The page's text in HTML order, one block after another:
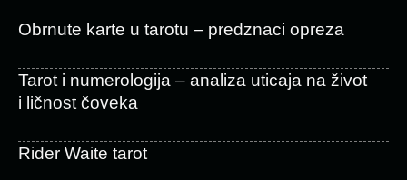
Obrnute karte u tarotu – predznaci opreza
Tarot i numerologija – analiza uticaja na život
i ličnost čoveka
Rider Waite tarot